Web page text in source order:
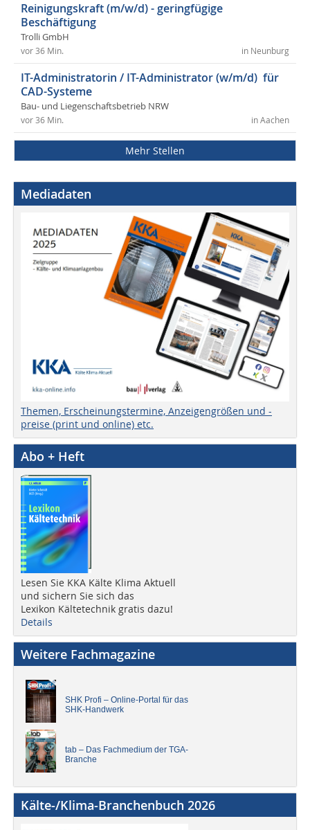
Reinigungskraft (m/w/d) - geringfügige
Beschäftigung
Trolli GmbH
in Neunburg
vor 36 Min.
IT-Administratorin / IT-Administrator (w/m/d) für
CAD-Systeme
Bau- und Liegenschaftsbetrieb NRW
in Aachen
vor 36 Min.
Mehr Stellen
Mediadaten
Themen, Erscheinungstermine, Anzeigengrößen und -
preise (print und online) etc.
Abo + Heft
Lesen Sie KKA Kälte Klima Aktuell
und sichern Sie sich das
Lexikon Kältetechnik gratis dazu!
Details
Weitere Fachmagazine
SHK Profi – Online-Portal für das
SHK-Handwerk
tab – Das Fachmedium der TGA-
Branche
Kälte-/Klima-Branchenbuch 2026